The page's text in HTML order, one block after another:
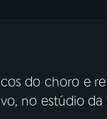
do choro e
no estúdio da